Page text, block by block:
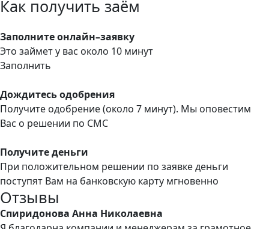
Как получить заём
Заполните онлайн–заявку
Это займет у вас около 10 минут
Заполнить
Дождитесь одобрения
Получите одобрение (около 7 минут). Мы оповестим
Вас о решении по СМС
Получите деньги
При положительном решении по заявке деньги
поступят Вам на банковскую карту мгновенно
Отзывы
Спиридонова Анна Николаевна